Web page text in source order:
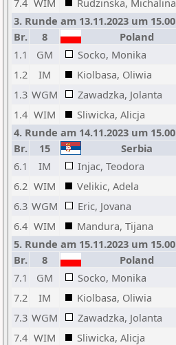
7.4 WIM Rudzinska, Michalina
3. Runde am 13.11.2023 um 15.00
Br.
8 Poland
1.1
GM Socko, Monika
1.2
IM Kiolbasa, Oliwia
1.3 WGM Zawadzka, Jolanta
1.4 WIM Sliwicka, Alicja
4. Runde am 14.11.2023 um 15.00
Br.
15 Serbia
6.1
IM Injac, Teodora
6.2 WIM Velikic, Adela
6.3 WGM Eric, Jovana
6.4 WIM Mandura, Tijana
5. Runde am 15.11.2023 um 15.00
Br.
8 Poland
7.1
GM Socko, Monika
7.2
IM Kiolbasa, Oliwia
7.3 WGM Zawadzka, Jolanta
7.4 WIM Sliwicka, Alicja